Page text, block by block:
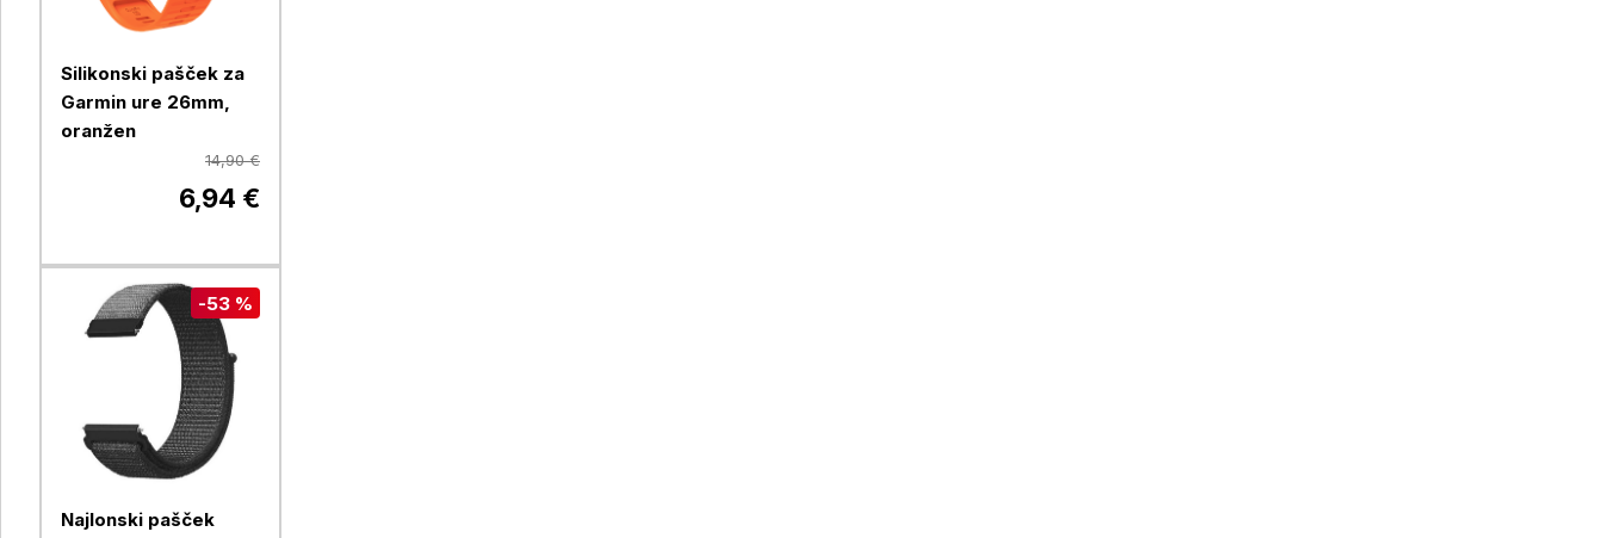
Silikonski pašček za
Garmin ure 26mm,
oranžen
14,90 €
6,94 €
-53 %
Najlonski pašček